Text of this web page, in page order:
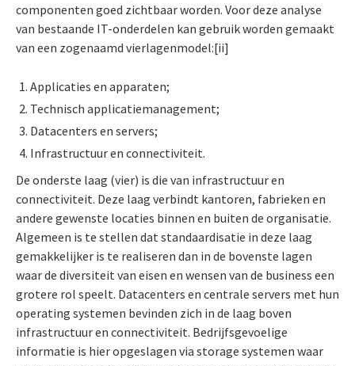
componenten goed zichtbaar worden. Voor deze analyse
van bestaande IT-onderdelen kan gebruik worden gemaakt
van een zogenaamd vierlagenmodel:[ii]
Applicaties en apparaten;
Technisch applicatiemanagement;
Datacenters en servers;
Infrastructuur en connectiviteit.
De onderste laag (vier) is die van infrastructuur en
connectiviteit. Deze laag verbindt kantoren, fabrieken en
andere gewenste locaties binnen en buiten de organisatie.
Algemeen is te stellen dat standaardisatie in deze laag
gemakkelijker is te realiseren dan in de bovenste lagen
waar de diversiteit van eisen en wensen van de business een
grotere rol speelt. Datacenters en centrale servers met hun
operating systemen bevinden zich in de laag boven
infrastructuur en connectiviteit. Bedrijfsgevoelige
informatie is hier opgeslagen via storage systemen waar